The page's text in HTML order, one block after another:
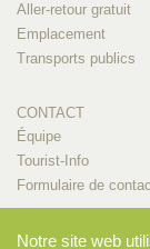
Aller-retour gratuit
Emplacement
Transports publics
CONTACT
Équipe
Tourist-Info
Formulaire de
Notre site web